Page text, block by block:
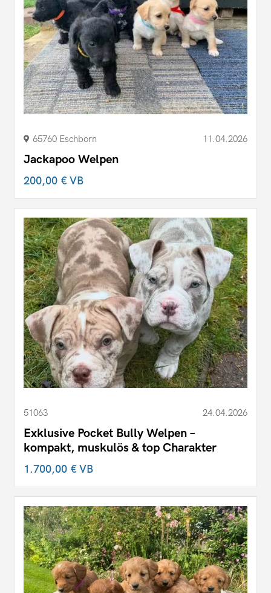
65760 Eschborn 11.04.2026
Jackapoo Welpen
200,00 €VB
51063 24.04.2026
Exklusive Pocket Bully Welpen –
kompakt, muskulös & top Charakter
1.700,00 €VB